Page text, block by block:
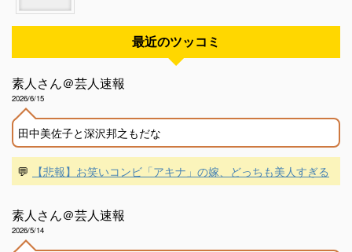
最近のツッコミ
素人さん＠芸人速報
2026/6/15
田中美佐子と深沢邦之もだな
💬 【悲報】お笑いコンビ「アキナ」の嫁、どっちも美人すぎる
素人さん＠芸人速報
2026/5/14